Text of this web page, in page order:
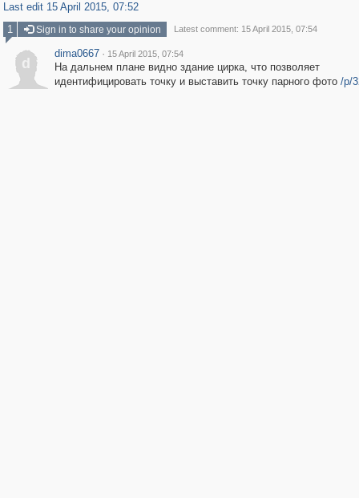
Last edit 15 April 2015, 07:52
1
Sign in to share your opinion Latest comment: 15 April 2015, 07:54
d
dima0667 · 15 April 2015, 07:54
На дальнем плане видно здание цирка, что позволяет
идентифицировать точку и выставить точку парного фото /p/